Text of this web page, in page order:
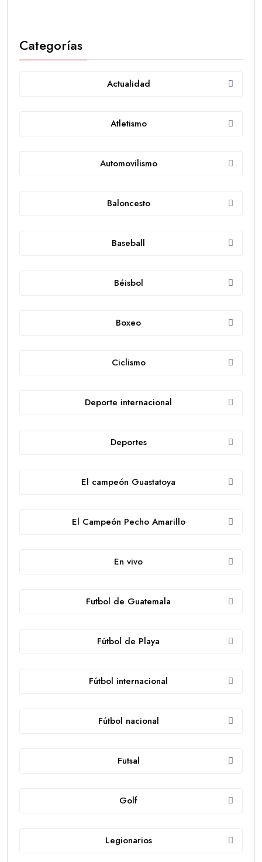
Categorías
Actualidad
Atletismo
Automovilismo
Baloncesto
Baseball
Béisbol
Boxeo
Ciclismo
Deporte internacional
Deportes
El campeón Guastatoya
El Campeón Pecho Amarillo
En vivo
Futbol de Guatemala
Fútbol de Playa
Fútbol internacional
Fútbol nacional
Futsal
Golf
Legionarios